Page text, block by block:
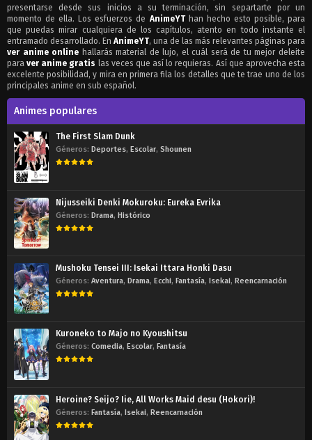
presentarse desde sus inicios a su terminación, sin separtarte por un
momento de ella. Los esfuerzos de AnimeYThan hecho esto posible, para
que puedas mirar cualquiera de los capítulos, atento en todo instante el
entramado desarrollado. En AnimeYT, una de las más relevantes páginas para
ver anime online hallarás material de lujo, el cuál será de tu mejor deleite
paraver anime gratis las veces que así lo requieras. Así que aprovecha esta
excelente posibilidad, y mira en primera fila los detalles que te trae uno de los
principales anime en sub español.
Animes populares
The First Slam Dunk
Géneros: Deportes, Escolar, Shounen
Nijusseiki Denki Mokuroku: Eureka Evrika
Géneros: Drama, Histórico
Mushoku Tensei III: Isekai Ittara Honki Dasu
Géneros: Aventura, Drama, Ecchi, Fantasía, Isekai, Reencarnación
Kuroneko to Majo no Kyoushitsu
Géneros: Comedia, Escolar, Fantasía
Heroine? Seijo? Iie, All Works Maid desu (Hokori)!
Géneros: Fantasía, Isekai, Reencarnación